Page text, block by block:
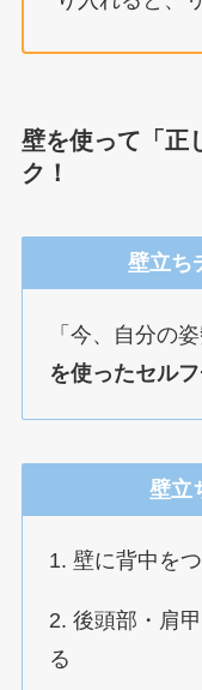
壁を使って「正
ク！
壁立ち
「今、自分の
を使ったセル
壁立
1. 壁に背中を
2. 後頭部・肩
る